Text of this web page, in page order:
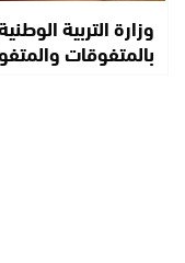
وزارة التربية
بالمتفوقات